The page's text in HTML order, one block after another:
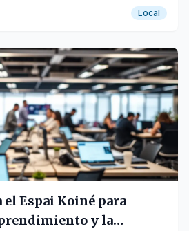
el campus.
Local
Espai Koiné para
y la